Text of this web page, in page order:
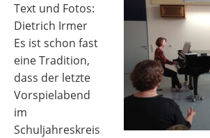
Halle
Text und Fotos:
Dietrich Irmer
Es ist schon fast
eine Tradition,
dass der letzte
Vorspielabend
im
Schuljahreskreis